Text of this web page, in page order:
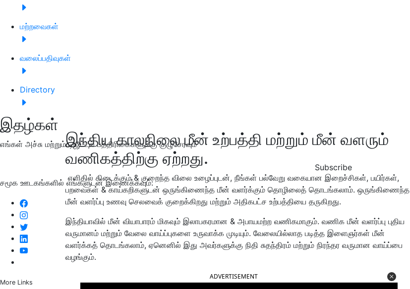
மற்றவைகள்
வலைப்பதிவுகள்
Directory
இதழ்கள்
எங்கள் அச்சு மற்றும் டிஜிட்டல் பத்திரிகைகளுக்கு குழுசேரவும்
Subscribe
சமூக ஊடகங்களில் எங்களுடன் இணைக்கவும்:
More Links
இந்திய காலநிலை மீன் உற்பத்தி மற்றும் மீன் வளரும்
வணிகத்திற்கு ஏற்றது.
எளிதில் கிடைக்கும் & குறைந்த விலை உழைப்புடன், நீங்கள் பல்வேறு வகையான இறைச்சிகள், பயிர்கள்,
பறவைகள் & காய்கறிகளுடன் ஒருங்கிணைந்த மீன் வளர்க்கும் தொழிலைத் தொடங்கலாம். ஒருங்கிணைந்த
மீன் வளர்ப்பு உணவு செலவைக் குறைக்கிறது மற்றும் அதிகபட்ச உற்பத்தியை தருகிறது.
இந்தியாவில் மீன் வியாபாரம் மிகவும் இலாபகரமான & அபாயமற்ற வணிகமாகும். வணிக மீன் வளர்ப்பு புதிய
வருமானம் மற்றும் வேலை வாய்ப்புகளை உருவாக்க முடியும். வேலையில்லாத படித்த இளைஞர்கள் மீன்
வளர்க்கத் தொடங்கலாம், ஏனெனில் இது அவர்களுக்கு நிதி சுதந்திரம் மற்றும் நிரந்தர வருமான வாய்ப்பை
வழங்கும்.
ADVERTISEMENT